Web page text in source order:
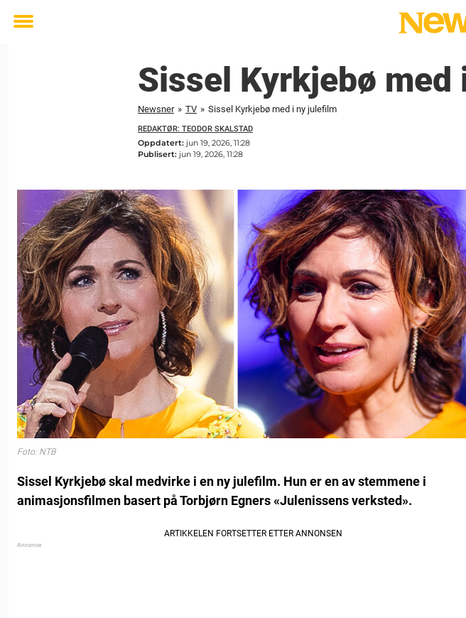
Toggle
Sissel Kyrkjebø
Newsner » TV » Sissel Kyrkjebø med i ny julefilm
REDAKTØR: TEODOR SKALSTAD
Oppdatert: jun 19, 2026, 11:28
Publisert: jun 19, 2026, 11:28
Foto: NTB
Sissel Kyrkjebø skal medvirke i en ny julefilm. Hun er en av stemmene i
animasjonsfilmen basert på Torbjørn Egners «Julenissens verksted».